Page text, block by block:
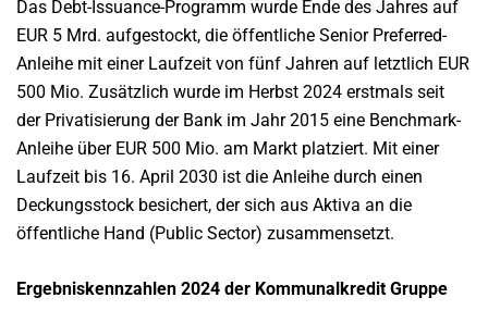
Das Debt-Issuance-Programm wurde Ende des Jahres auf
EUR 5 Mrd. aufgestockt, die öffentliche Senior Preferred-
Anleihe mit einer Laufzeit von fünf Jahren auf letztlich EUR
500 Mio. Zusätzlich wurde im Herbst 2024 erstmals seit
der Privatisierung der Bank im Jahr 2015 eine Benchmark-
Anleihe über EUR 500 Mio. am Markt platziert. Mit einer
Laufzeit bis 16. April 2030 ist die Anleihe durch einen
Deckungsstock besichert, der sich aus Aktiva an die
öffentliche Hand (Public Sector) zusammensetzt.
Ergebniskennzahlen 2024 der Kommunalkredit Gruppe